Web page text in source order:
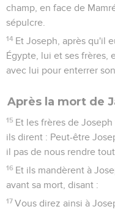
champ, en face de
sépulcre.
14 Et Joseph, après qu'il
Égypte, lui et ses frères,
avec lui pour enterrer
Après la mort de
15 Et les frères de
ils dirent : Peut-être
il pas de nous rendre
16 Et ils mandèrent à
avant sa mort, disant :
17 Vous direz ainsi à